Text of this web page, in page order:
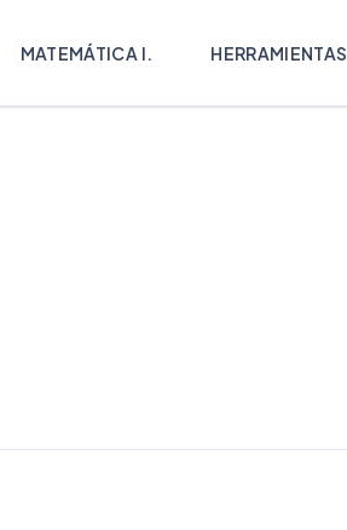
MATEMÁTICA I. HERRAMIENTAS